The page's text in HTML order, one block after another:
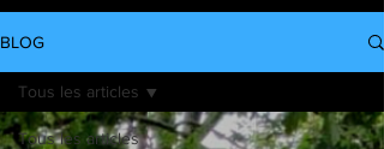
BLOG
Tous les articles
Tous les articles